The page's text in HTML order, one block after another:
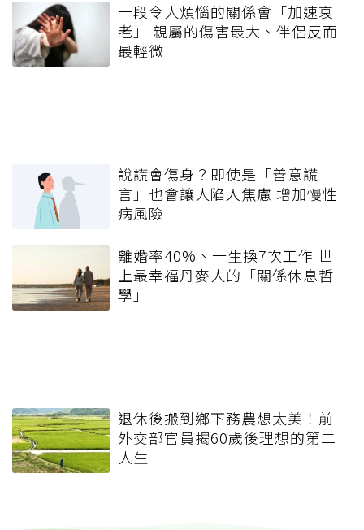
一段令人煩惱的關係會「加速衰
老」 親屬的傷害最大、伴侶反而
最輕微
說謊會傷身？即使是「善意謊
言」也會讓人陷入焦慮 增加慢性
病風險
離婚率40%、一生換7次工作 世
上最幸福丹麥人的「關係休息哲
學」
退休後搬到鄉下務農想太美！前
外交部官員揭60歲後理想的第二
人生